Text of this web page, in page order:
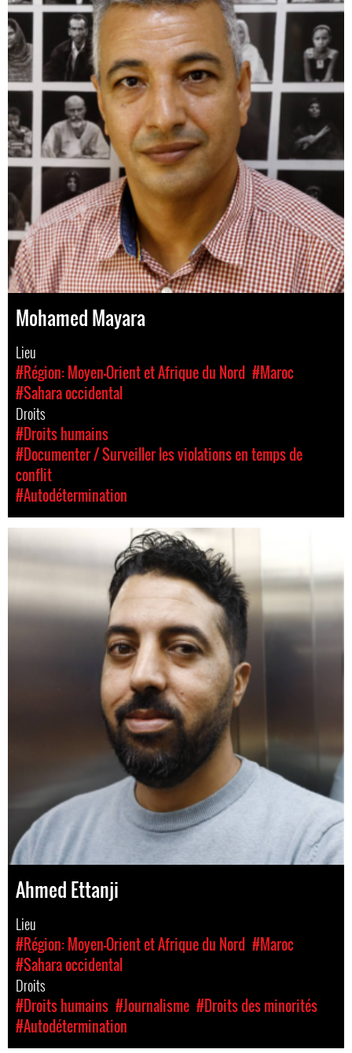
Mohamed Mayara
Lieu
#Région: Moyen-Orient et Afrique du Nord #Maroc
#Sahara occidental
Droits
#Droits humains
#Documenter / Surveiller les violations en temps de
conflit
#Autodétermination
Ahmed Ettanji
Lieu
#Région: Moyen-Orient et Afrique du Nord #Maroc
#Sahara occidental
Droits
#Droits humains #Journalisme #Droits des minorités
#Autodétermination